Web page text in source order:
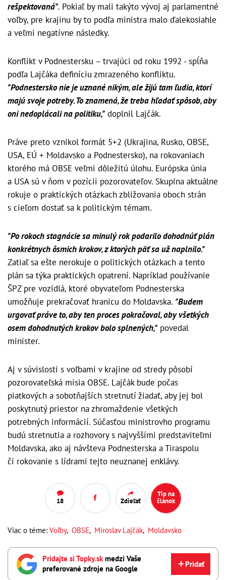
rešpektovaná". Pokiaľ by mali takýto vývoj aj parlamentné
voľby, pre krajinu by to podľa ministra malo ďalekosiahle
a veľmi negatívne následky.
Konflikt v Podnestersku – trvajúci od roku 1992 - spĺňa
podľa Lajčáka definíciu zmrazeného konfliktu.
"Podnestersko nie je uznané nikým, ale žijú tam ľudia, ktorí
majú svoje potreby. To znamená, že treba hľadať spôsob, aby
oni nedoplácali na politiku," doplnil Lajčák.
Práve preto vznikol formát 5+2 (Ukrajina, Rusko, OBSE,
USA, EÚ + Moldavsko a Podnestersko), na rokovaniach
ktorého má OBSE veľmi dôležitú úlohu. Európska únia
a USA sú v ňom v pozícii pozorovateľov. Skupina aktuálne
rokuje o praktických otázkach zbližovania oboch strán
s cieľom dostať sa k politickým témam.
"Po rokoch stagnácie sa minulý rok podarilo dohodnúť plán
konkrétnych ôsmich krokov, z ktorých päť sa už naplnilo."
Zatiaľ sa ešte nerokuje o politických otázkach a tento
plán sa týka praktických opatrení. Napríklad používanie
ŠPZ pre vozidlá, ktoré obyvateľom Podnesterska
umožňuje prekračovať hranicu do Moldavska. "Budem
urgovať práve to, aby ten proces pokračoval, aby všetkých
osem dohodnutých krokov bolo splnených," povedal
minister.
Aj v súvislosti s voľbami v krajine od stredy pôsobí
pozorovateľská misia OBSE. Lajčák bude počas
piatkových a sobotňajších stretnutí žiadať, aby jej bol
poskytnutý priestor na zhromaždenie všetkých
potrebných informácií. Súčasťou ministrovho programu
budú stretnutia a rozhovory s najvyššími predstaviteľmi
Moldavska, ako aj návšteva Podnesterska a Tiraspolu
či rokovanie s lídrami tejto neuznanej enklávy.​
18 Zdieľať
Tip na
článok
Viac o téme: Voľby, OBSE, Miroslav Lajčák, Moldavsko
Pridajte si Topky.skmedzi Vaše
preferované zdroje na Google
Pridať